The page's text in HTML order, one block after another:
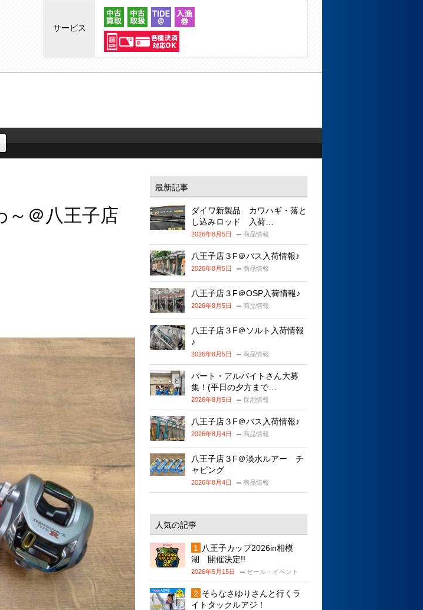
サービス
～＠八王子店
最新記事
ダイワ新製品 カワハギ・落と
し込みロッド 入荷…
2026年8月5日 商品情報
八王子店３F＠バス入荷情報♪
2026年8月5日 商品情報
八王子店３F＠OSP入荷情報♪
2026年8月5日 商品情報
八王子店３F＠ソルト入荷情報
♪
2026年8月5日 商品情報
パート・アルバイトさん大募
集！(平日の夕方まで…
2026年8月5日 採用情報
八王子店３F＠バス入荷情報♪
2026年8月4日 商品情報
八王子店３F＠淡水ルアー チ
ャビング
2026年8月4日 商品情報
人気の記事
八王子カップ2026in相模
湖 開催決定!!
2026年5月15日 セール・イベント
そらなさゆりさんと行くラ
イトタックルアジ！